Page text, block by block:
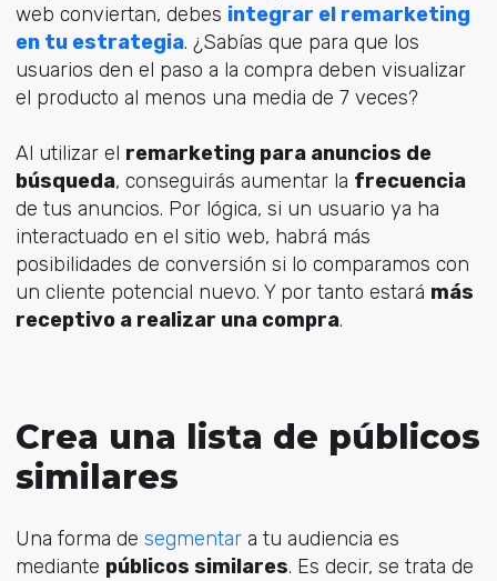
web conviertan, debes integrar el remarketing
en tu estrategia. ¿Sabías que para que los
usuarios den el paso a la compra deben visualizar
el producto al menos una media de 7 veces?
Al utilizar el remarketing para anuncios de
búsqueda, conseguirás aumentar la frecuencia
de tus anuncios. Por lógica, si un usuario ya ha
interactuado en el sitio web, habrá más
posibilidades de conversión si lo comparamos con
un cliente potencial nuevo. Y por tanto estará más
receptivo a realizar una compra.
Crea una lista de públicos
similares
Una forma de segmentara tu audiencia es
mediante públicos similares. Es decir, se trata de